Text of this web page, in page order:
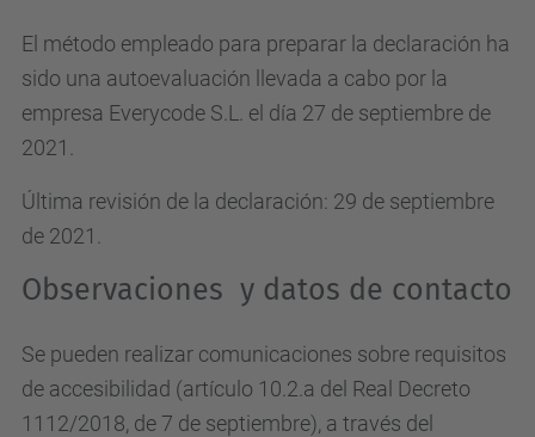
El método empleado para preparar la declaración ha
sido una autoevaluación llevada a cabo por la
empresa Everycode S.L. el día 27 de septiembre de
2021.
Última revisión de la declaración: 29 de septiembre
de 2021.
Observaciones y datos de contacto
Se pueden realizar comunicaciones sobre requisitos
de accesibilidad (artículo 10.2.a del Real Decreto
1112/2018, de 7 de septiembre), a través del